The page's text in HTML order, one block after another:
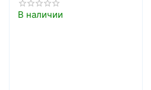
В наличии